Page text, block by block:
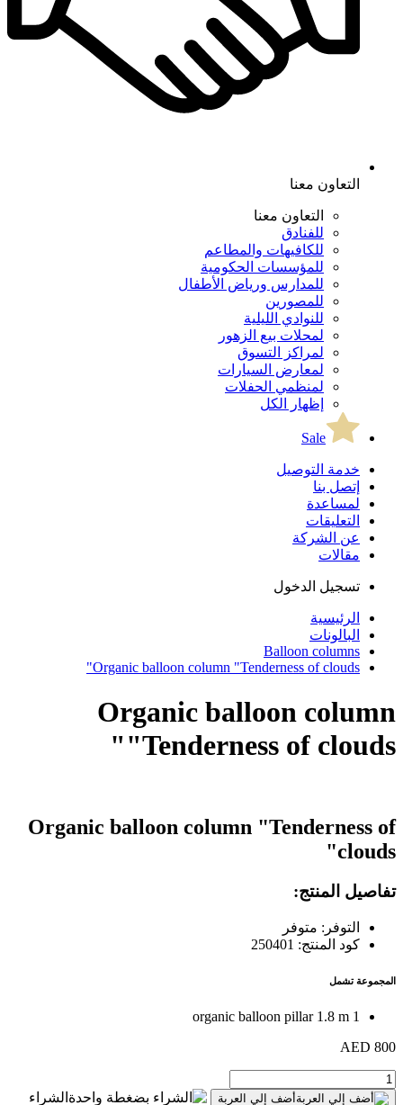
التعاون معنا
التعاون معنا
للفنادق
للكافيهات والمطاعم
للمؤسسات الحكومية
للمدارس ورياض الأطفال
للمصورين
للنوادي الليلية
لمحلات بيع الزهور
لمراكز التسوق
لمعارض السيارات
لمنظمي الحفلات
إظهار الكل
Sale
خدمة التوصيل
إتصل بنا
لمساعدة
التعليقات
عن الشركة
مقالات
تسجيل الدخول
الرئيسية
البالونات
Balloon columns
Organic balloon column "Tenderness of clouds"
Organic balloon column
"Tenderness of clouds"
Organic balloon column "Tenderness of
clouds"
تفاصيل المنتج:
التوفر: متوفر
كود المنتج: 250401
المجموعة تشمل
1 organic balloon pillar 1.8 m
800 AED
أضف إلي العربة الشراء